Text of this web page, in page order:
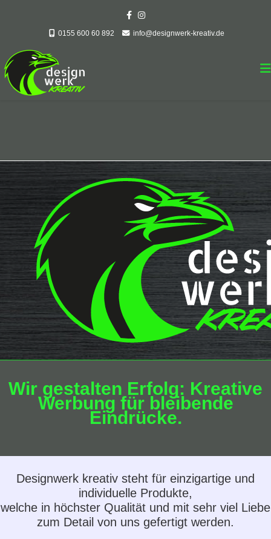
0155 600 60 892 info@designwerk-kreativ.de
Wir gestalten Erfolg: Kreative
Werbung für bleibende
Eindrücke.
Designwerk kreativ steht für einzigartige und
individuelle Produkte,
welche in höchster Qualität und mit sehr viel Liebe
zum Detail von uns gefertigt werden.